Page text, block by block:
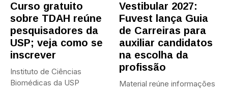
Curso gratuito
sobre TDAH reúne
pesquisadores da
USP; veja como se
inscrever
Instituto de Ciências
Biomédicas da USP
Vestibular 2027:
Fuvest lança Guia
de Carreiras para
auxiliar candidatos
na escolha da
profissão
Material reúne informações